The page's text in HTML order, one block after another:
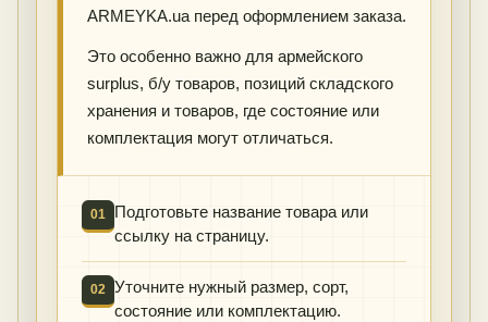
ARMEYKA.ua перед оформлением заказа.
Это особенно важно для армейского
surplus, б/у товаров, позиций складского
хранения и товаров, где состояние или
комплектация могут отличаться.
01
Подготовьте название товара или
ссылку на страницу.
02 Уточните нужный размер, сорт,
состояние или комплектацию.